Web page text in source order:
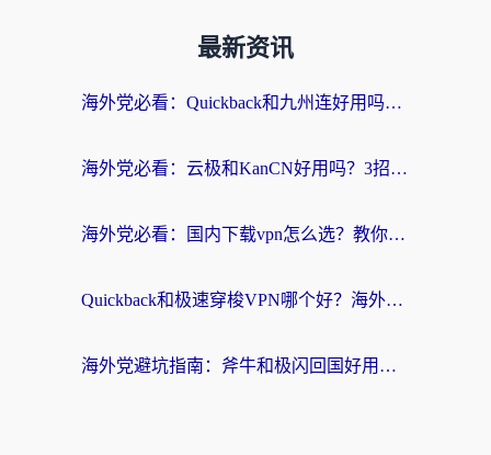
最新资讯
海外党必看：Quickback和九州连好用吗？3步选对回国加速器实现无缝刷国内资源
海外党必看：云极和KanCN好用吗？3招教你选对回国加速器（附免费VPN避坑指南）
海外党必看：国内下载vpn怎么选？教你无缝访问国内资源的实用指南
Quickback和极速穿梭VPN哪个好？海外党亲测3招选对回国加速器，看这篇就够了
海外党避坑指南：斧牛和极闪回国好用吗？选对加速器才能无缝刷剧玩游戏